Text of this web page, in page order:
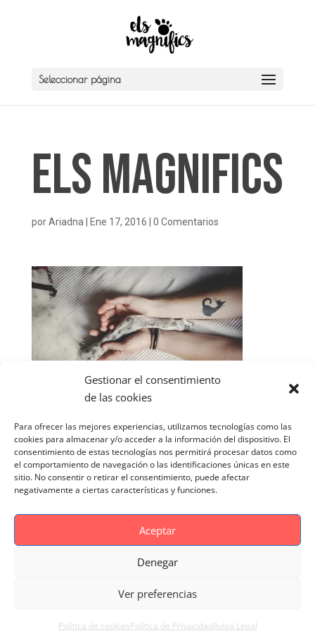
Gestionar el consentimiento
de las cookies
Para ofrecer las mejores experiencias, utilizamos tecnologías como las
cookies para almacenar y/o acceder a la información del dispositivo. El
consentimiento de estas tecnologías nos permitirá procesar datos como
el comportamiento de navegación o las identificaciones únicas en este
sitio. No consentir o retirar el consentimiento, puede afectar
negativamente a ciertas características y funciones.
Aceptar
Denegar
Ver preferencias
Politica de cookiesPolitica de PrivacidadAviso Legal
Seleccionar página
Els Magnifics
porAriadna Ene 17, 2016 0 Comentarios
Politica de Privacidad
Reportaje Magnific